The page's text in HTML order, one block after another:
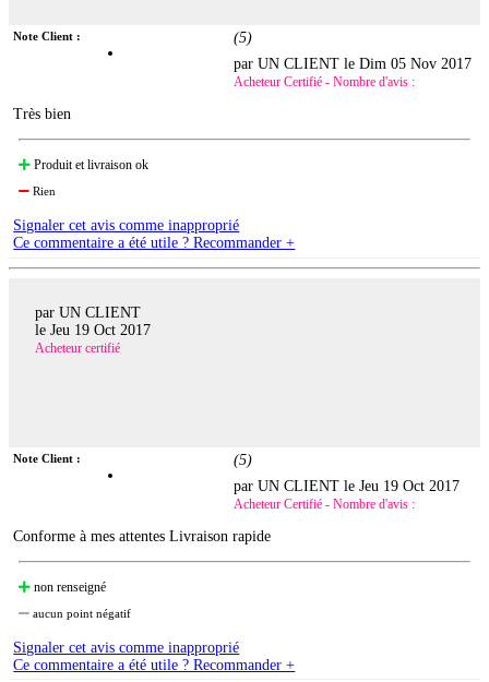
Note Client : (5)
par UN CLIENT leDim 05 Nov 2017
Acheteur Certifié - Nombre d'avis :
Très bien
Produit et livraison ok
Rien
Signaler cet avis comme inapproprié
Ce commentaire a été utile ? Recommander +
par UN CLIENT
le Jeu 19 Oct 2017
Acheteur certifié
Note Client : (5)
par UN CLIENT leJeu 19 Oct 2017
Acheteur Certifié - Nombre d'avis :
Conforme à mes attentes Livraison rapide
non renseigné
aucun point négatif
Signaler cet avis comme inapproprié
Ce commentaire a été utile ? Recommander +